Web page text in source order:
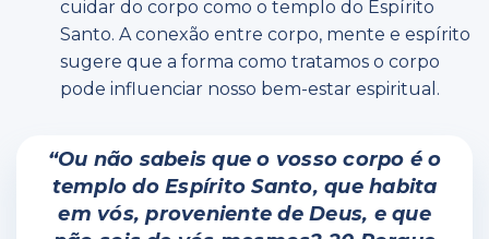
cuidar do corpo como o templo do Espírito
Santo. A conexão entre corpo, mente e espírito
sugere que a forma como tratamos o corpo
pode influenciar nosso bem-estar espiritual.
“Ou não sabeis que o vosso corpo é o
templo do Espírito Santo, que habita
em vós, proveniente de Deus, e que